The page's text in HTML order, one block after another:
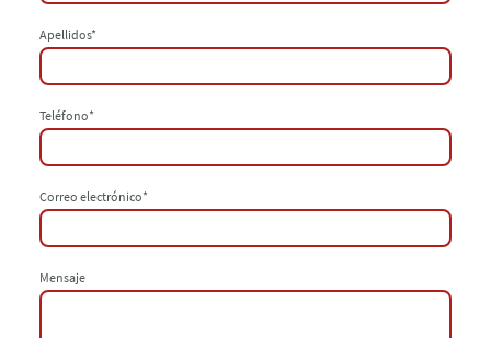
Apellidos*
Teléfono*
Correo electrónico*
Mensaje